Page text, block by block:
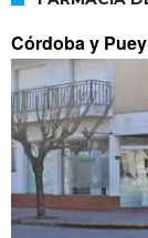
Córdoba y